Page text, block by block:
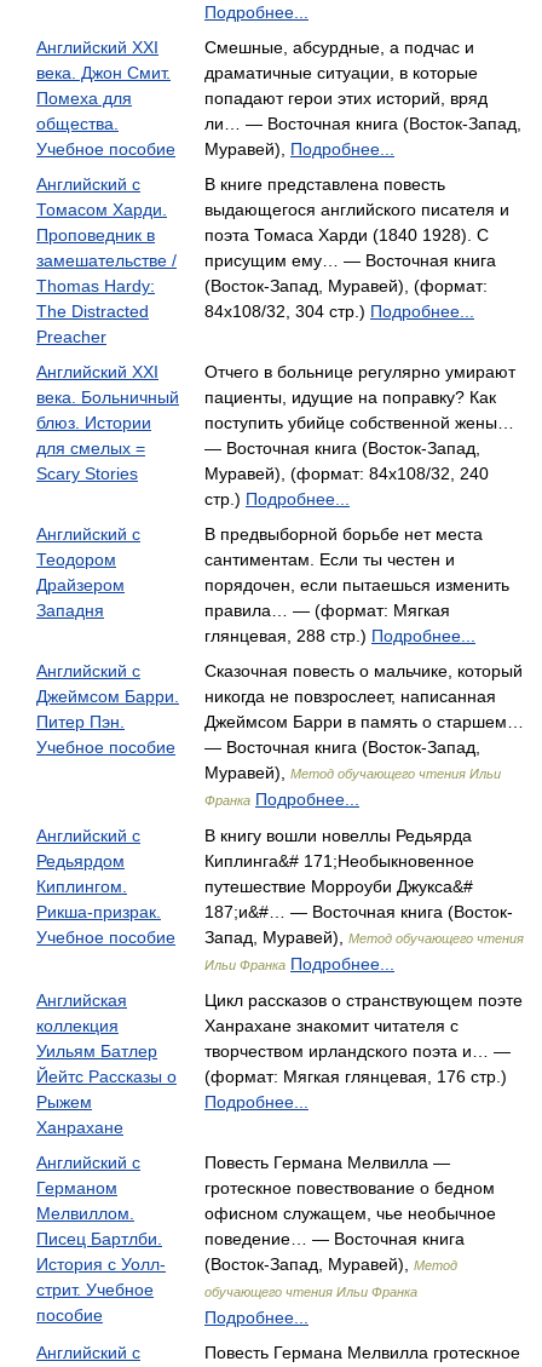
Подробнее...
Английский XXI
века. Джон Смит.
Помеха для
общества.
Учебное пособие
Смешные, абсурдные, а подчас и
драматичные ситуации, в которые
попадают герои этих историй, вряд
ли… — Восточная книга (Восток-Запад,
Муравей), Подробнее...
Английский с
Томасом Харди.
Проповедник в
замешательстве /
Thomas Hardy:
The Distracted
Preacher
В книге представлена повесть
выдающегося английского писателя и
поэта Томаса Харди (1840 1928). С
присущим ему… — Восточная книга
(Восток-Запад, Муравей), (формат:
84x108/32, 304 стр.) Подробнее...
Английский XXI
века. Больничный
блюз. Истории
для смелых =
Scary Stories
Отчего в больнице регулярно умирают
пациенты, идущие на поправку? Как
поступить убийце собственной жены…
— Восточная книга (Восток-Запад,
Муравей), (формат: 84x108/32, 240
стр.) Подробнее...
Английский с
Теодором
Драйзером
Западня
В предвыборной борьбе нет места
сантиментам. Если ты честен и
порядочен, если пытаешься изменить
правила… — (формат: Мягкая
глянцевая, 288 стр.) Подробнее...
Английский с
Джеймсом Барри.
Питер Пэн.
Учебное пособие
Сказочная повесть о мальчике, который
никогда не повзрослеет, написанная
Джеймсом Барри в память о старшем…
— Восточная книга (Восток-Запад,
Муравей),
Метод обучающего чтения Ильи
Франка Подробнее...
Английский с
Редьярдом
Киплингом.
Рикша-призрак.
Учебное пособие
В книгу вошли новеллы Редьярда
Киплинга&# 171;Необыкновенное
путешествие Морроуби Джукса&#
187;и&#… — Восточная книга (Восток-
Запад, Муравей),
Метод обучающего чтения
Ильи Франка Подробнее...
Английская
коллекция
Уильям Батлер
Йейтс Рассказы о
Рыжем
Ханрахане
Цикл рассказов о странствующем поэте
Ханрахане знакомит читателя с
творчеством ирландского поэта и… —
(формат: Мягкая глянцевая, 176 стр.)
Подробнее...
Английский с
Германом
Мелвиллом.
Писец Бартлби.
История с Уолл-
стрит. Учебное
пособие
Повесть Германа Мелвилла —
гротескное повествование о бедном
офисном служащем, чье необычное
поведение… — Восточная книга
(Восток-Запад, Муравей),
Метод
обучающего чтения Ильи Франка
Подробнее...
Английский с
Повесть Германа Мелвилла гротескное